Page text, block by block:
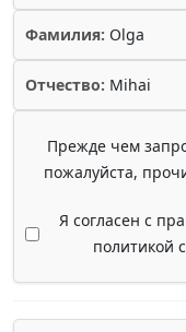
Фамилия: Olga
Отчество: Mihai
Прежде чем
пожалуйста,
Я согласен с
политикой